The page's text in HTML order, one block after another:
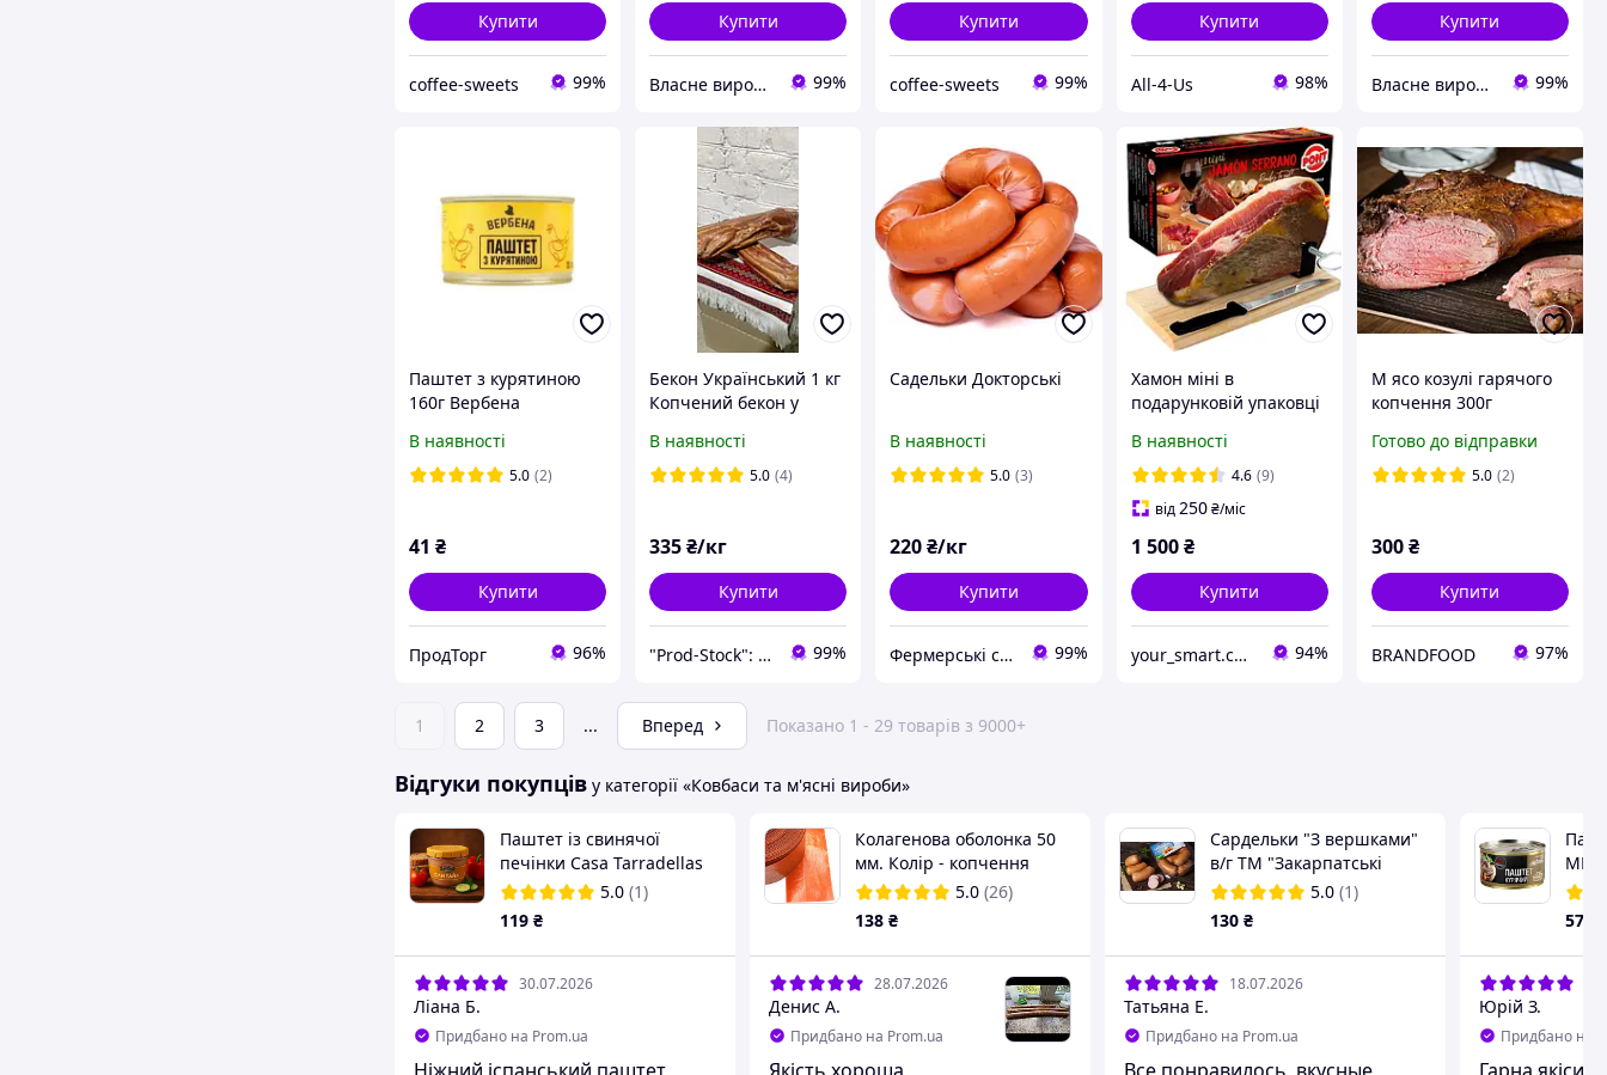
Купити
coffee-sweets 99%
Купити
Власне виробництво м'ясної продукції "Ольвіополь" 99%
Купити
coffee-sweets 99%
Купити
All-4-Us 98%
Купити
Власне виробництво м'ясної продукції "Ольвіополь" 99%
Паштет з курятиною
160г Вербена
В наявності
5.0 (2)
41 ₴
Купити
ПродТорг 96%
Бекон Український 1 кг
Копчений бекон у
Свинячий бекон в
упаковці Український
В наявності
5.0 (4)
335₴/кг
Купити
"Prod-Stock": Інтернет-магазин продуктів харчування та господарчих товарів 99%
Садельки Докторські
В наявності
5.0 (3)
220₴/кг
Купити
Фермерські сири 99%
Хамон міні в
подарунковій упаковці
В наявності
4.6 (9)
від250 ₴/міс
1 500 ₴
Купити
your_smart.choice 94%
М ясо козулі гарячого
копчення 300г
Готово до відправки
5.0 (2)
300₴
Купити
BRANDFOOD 97%
1 2 3 ... Вперед Показано 1 - 29 товарів з 9000+
Відгуки покупців у категорії «Ковбаси та м'ясні вироби»
Паштет із свинячої
печінки Casa Tarradellas
Campana 125 гр. Іспанія
5.0 (1)
119 ₴
30.07.2026
Ліана Б.
Придбано на Prom.ua
Колагенова оболонка 50
мм. Колір - копчення
5.0 (26)
138 ₴
28.07.2026
Денис А.
Придбано на Prom.ua
Сардельки "З вершками"
в/г ТМ "Закарпатські
ковбаси"
5.0 (1)
130 ₴
18.07.2026
Татьяна Е.
Придбано на Prom.ua
МК
57
Юрій З.
Придбано на